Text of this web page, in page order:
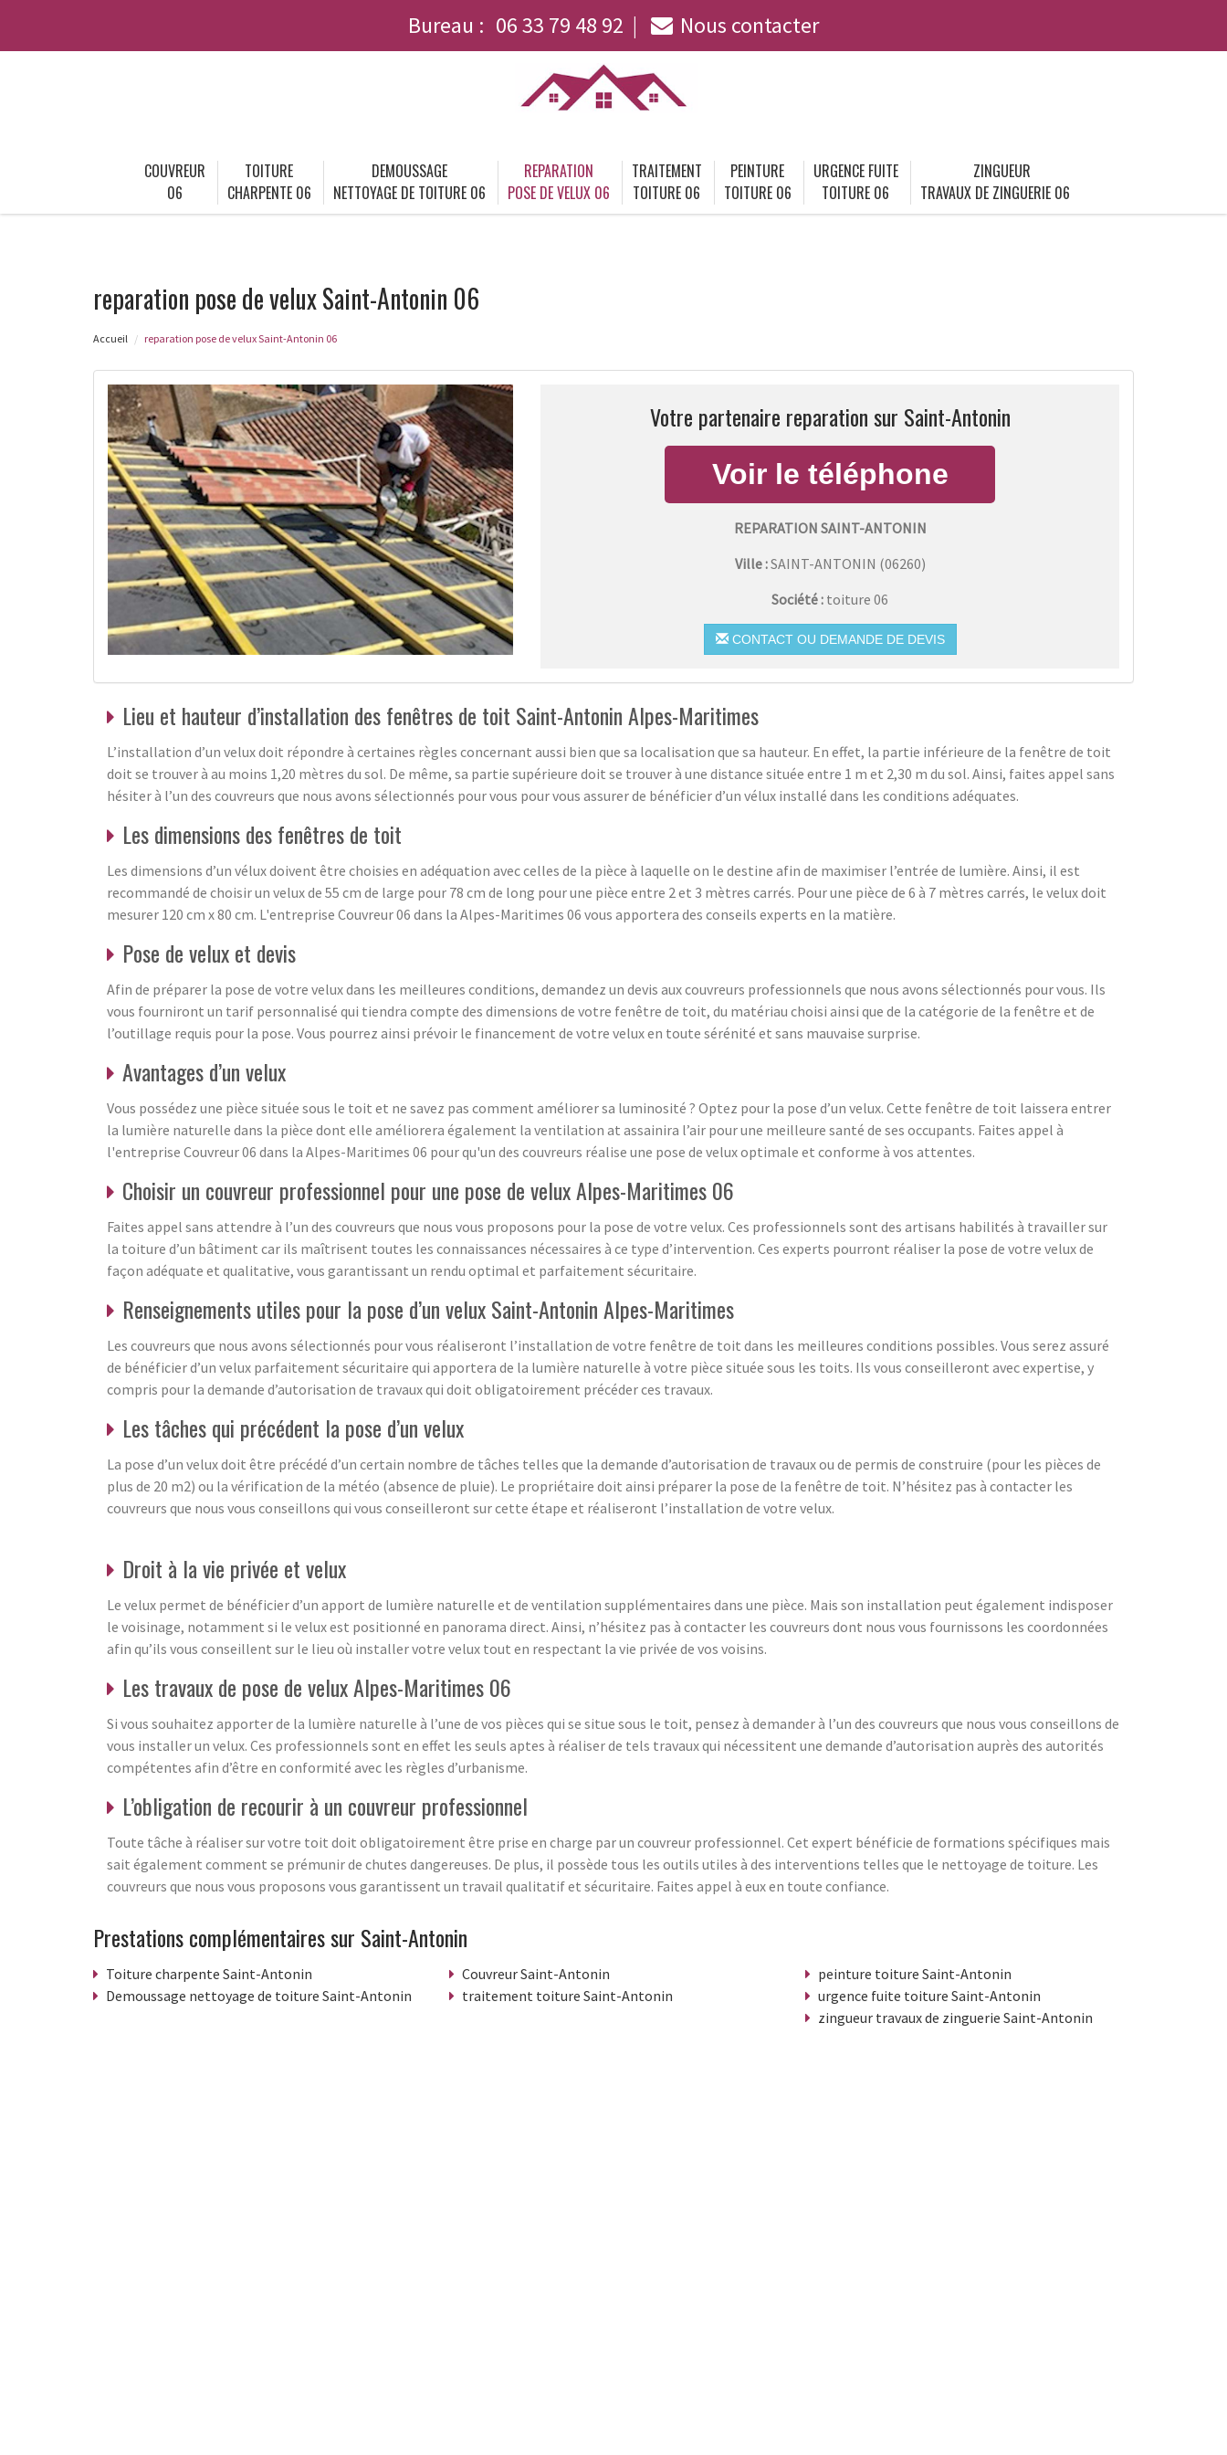
Bureau : 06 33 79 48 92 Nous contacter
COUVREUR
06
TOITURE
CHARPENTE 06
DEMOUSSAGE
NETTOYAGE DE TOITURE 06
REPARATION
POSE DE VELUX 06
TRAITEMENT
TOITURE 06
PEINTURE
TOITURE 06
URGENCE FUITE
TOITURE 06
ZINGUEUR
TRAVAUX DE ZINGUERIE 06
reparation pose de velux Saint-Antonin 06
Accueil reparation pose de velux Saint-Antonin 06
Votre partenaire reparation sur Saint-Antonin
REPARATION SAINT-ANTONIN
Ville :SAINT-ANTONIN (06260)
Société : toiture 06
CONTACT OU DEMANDE DE DEVIS
Lieu et hauteur d’installation des fenêtres de toit Saint-Antonin Alpes-Maritimes
L’installation d’un velux doit répondre à certaines règles concernant aussi bien que sa localisation que sa hauteur. En effet, la partie inférieure de la fenêtre de toit
doit se trouver à au moins 1,20 mètres du sol. De même, sa partie supérieure doit se trouver à une distance située entre 1 m et 2,30 m du sol. Ainsi, faites appel sans
hésiter à l’un des couvreurs que nous avons sélectionnés pour vous pour vous assurer de bénéficier d’un vélux installé dans les conditions adéquates.
Les dimensions des fenêtres de toit
Les dimensions d’un vélux doivent être choisies en adéquation avec celles de la pièce à laquelle on le destine afin de maximiser l’entrée de lumière. Ainsi, il est
recommandé de choisir un velux de 55 cm de large pour 78 cm de long pour une pièce entre 2 et 3 mètres carrés. Pour une pièce de 6 à 7 mètres carrés, le velux doit
mesurer 120 cm x 80 cm. L'entreprise Couvreur 06 dans la Alpes-Maritimes 06 vous apportera des conseils experts en la matière.
Pose de velux et devis
Afin de préparer la pose de votre velux dans les meilleures conditions, demandez un devis aux couvreurs professionnels que nous avons sélectionnés pour vous. Ils
vous fourniront un tarif personnalisé qui tiendra compte des dimensions de votre fenêtre de toit, du matériau choisi ainsi que de la catégorie de la fenêtre et de
l’outillage requis pour la pose. Vous pourrez ainsi prévoir le financement de votre velux en toute sérénité et sans mauvaise surprise.
Avantages d’un velux
Vous possédez une pièce située sous le toit et ne savez pas comment améliorer sa luminosité ? Optez pour la pose d’un velux. Cette fenêtre de toit laissera entrer
la lumière naturelle dans la pièce dont elle améliorera également la ventilation at assainira l’air pour une meilleure santé de ses occupants. Faites appel à
l'entreprise Couvreur 06 dans la Alpes-Maritimes 06 pour qu'un des couvreurs réalise une pose de velux optimale et conforme à vos attentes.
Choisir un couvreur professionnel pour une pose de velux Alpes-Maritimes 06
Faites appel sans attendre à l’un des couvreurs que nous vous proposons pour la pose de votre velux. Ces professionnels sont des artisans habilités à travailler sur
la toiture d’un bâtiment car ils maîtrisent toutes les connaissances nécessaires à ce type d’intervention. Ces experts pourront réaliser la pose de votre velux de
façon adéquate et qualitative, vous garantissant un rendu optimal et parfaitement sécuritaire.
Renseignements utiles pour la pose d’un velux Saint-Antonin Alpes-Maritimes
Les couvreurs que nous avons sélectionnés pour vous réaliseront l’installation de votre fenêtre de toit dans les meilleures conditions possibles. Vous serez assuré
de bénéficier d’un velux parfaitement sécuritaire qui apportera de la lumière naturelle à votre pièce située sous les toits. Ils vous conseilleront avec expertise, y
compris pour la demande d’autorisation de travaux qui doit obligatoirement précéder ces travaux.
Les tâches qui précédent la pose d’un velux
La pose d’un velux doit être précédé d’un certain nombre de tâches telles que la demande d’autorisation de travaux ou de permis de construire (pour les pièces de
plus de 20 m2) ou la vérification de la météo (absence de pluie). Le propriétaire doit ainsi préparer la pose de la fenêtre de toit. N’hésitez pas à contacter les
couvreurs que nous vous conseillons qui vous conseilleront sur cette étape et réaliseront l’installation de votre velux.
Droit à la vie privée et velux
Le velux permet de bénéficier d’un apport de lumière naturelle et de ventilation supplémentaires dans une pièce. Mais son installation peut également indisposer
le voisinage, notamment si le velux est positionné en panorama direct. Ainsi, n’hésitez pas à contacter les couvreurs dont nous vous fournissons les coordonnées
afin qu’ils vous conseillent sur le lieu où installer votre velux tout en respectant la vie privée de vos voisins.
Les travaux de pose de velux Alpes-Maritimes 06
Si vous souhaitez apporter de la lumière naturelle à l’une de vos pièces qui se situe sous le toit, pensez à demander à l’un des couvreurs que nous vous conseillons de
vous installer un velux. Ces professionnels sont en effet les seuls aptes à réaliser de tels travaux qui nécessitent une demande d’autorisation auprès des autorités
compétentes afin d’être en conformité avec les règles d’urbanisme.
L’obligation de recourir à un couvreur professionnel
Toute tâche à réaliser sur votre toit doit obligatoirement être prise en charge par un couvreur professionnel. Cet expert bénéficie de formations spécifiques mais
sait également comment se prémunir de chutes dangereuses. De plus, il possède tous les outils utiles à des interventions telles que le nettoyage de toiture. Les
couvreurs que nous vous proposons vous garantissent un travail qualitatif et sécuritaire. Faites appel à eux en toute confiance.
Prestations complémentaires sur Saint-Antonin
Toiture charpente Saint-Antonin
Demoussage nettoyage de toiture Saint-Antonin
Couvreur Saint-Antonin
traitement toiture Saint-Antonin
peinture toiture Saint-Antonin
urgence fuite toiture Saint-Antonin
zingueur travaux de zinguerie Saint-Antonin